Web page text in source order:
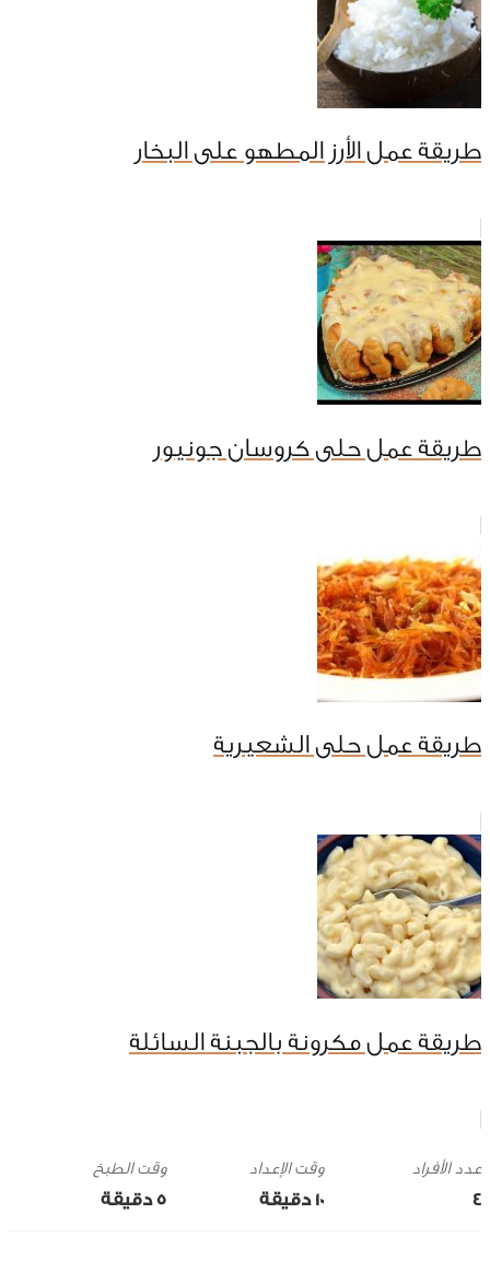
طريقة عمل الأرز المطهو على البخار
طريقة عمل حلى كروسان جونيور
طريقة عمل حلى الشعيرية
طريقة عمل مكرونة بالجبنة السائلة
4
وقت الإعداد
10 ‎دقيقة
وقت الطبخ
5 ‎دقيقة